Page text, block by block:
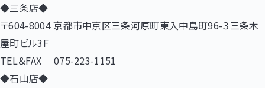
◆三条店◆
〒604-8004 京都市中京区三条河原町東入中島町96-３三条木
屋町ビル3F
TEL＆FAX 075-223-1151
◆石山店◆